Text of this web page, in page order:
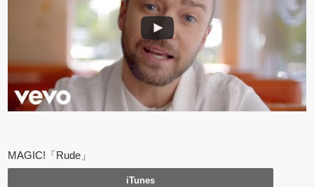
MAGIC!「Rude」
iTunes